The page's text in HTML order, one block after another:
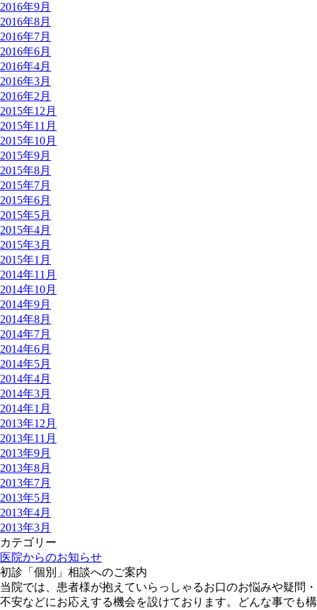
2016年9月
2016年8月
2016年7月
2016年6月
2016年4月
2016年3月
2016年2月
2015年12月
2015年11月
2015年10月
2015年9月
2015年8月
2015年7月
2015年6月
2015年5月
2015年4月
2015年3月
2015年1月
2014年11月
2014年10月
2014年9月
2014年8月
2014年7月
2014年6月
2014年5月
2014年4月
2014年3月
2014年1月
2013年12月
2013年11月
2013年9月
2013年8月
2013年7月
2013年5月
2013年4月
2013年3月
カテゴリー
医院からのお知らせ
初診「個別」相談へのご案内
当院では、患者様が抱えていらっしゃるお口のお悩みや疑問・
不安などにお応えする機会を設けております。どんな事でも構